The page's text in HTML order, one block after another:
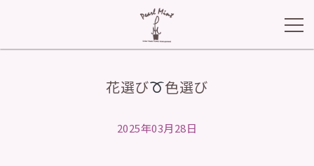
花選び 色選び
2025年03月28日